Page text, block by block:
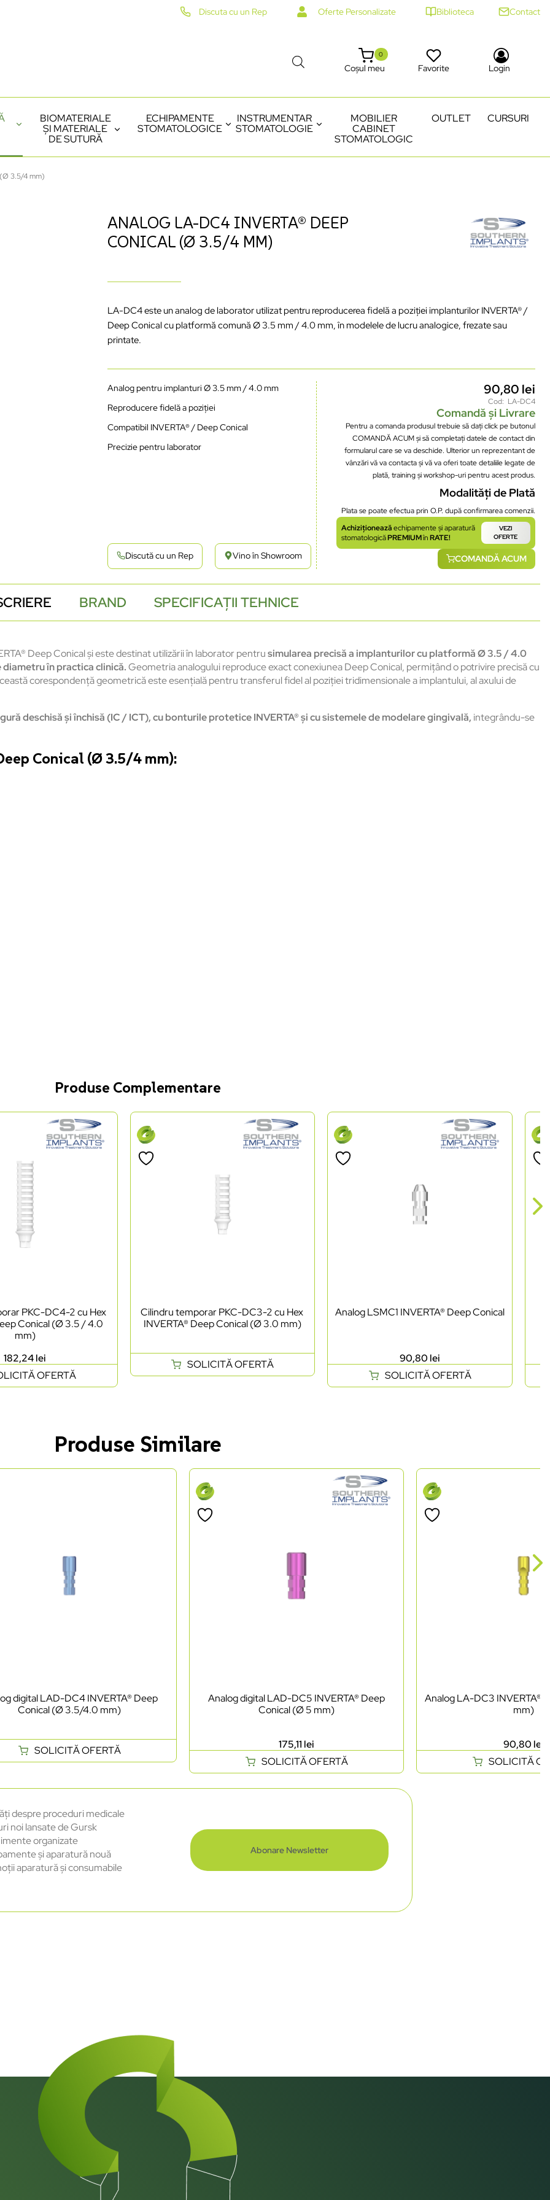
Discuta cu un Rep Oferte Personalizate Biblioteca Contact
Coșul meu
0
Favorite Login
BIOMATERIALE
ȘI MATERIALE
DE SUTURĂ
ECHIPAMENTE
STOMATOLOGICE
INSTRUMENTAR
STOMATOLOGIE
MOBILIER
CABINET
STOMATOLOGIC
OUTLET CURSURI
3.5/4 mm)
ANALOG LA-DC4 INVERTA® DEEP
CONICAL (Ø 3.5/4 MM)
LA-DC4este un analog de laborator utilizatpentru reproducerea fidelă a pozițieiimplanturilor INVERTA® /
Deep Conical cu platformă comună Ø 3.5 mm / 4.0 mm,în modelelede lucruanalogice,frezatesau
printate.
Analogpentru implanturi Ø 3.5 mm / 4.0 mm
Reproducerefidelăapoziției
Compatibil INVERTA® / Deep Conical
Preciziepentru laborator
Discută cu un Rep Vino în Showroom
90,80 lei
Cod: LA-DC4
Comandă și Livrare
Pentru a comanda produsul trebuie să dați click pe butonul
COMANDĂ ACUM și să completați datele de contact din
formularul care se va deschide. Ulterior un reprezentant de
vânzări vă va contacta și vă va oferi toate detaliile legate de
plată, training și workshop-uri pentru acest produs.
Modalități de Plată
Plata se poate efectua prin O.P. după confirmarea comenzii.
Achiziționeazăechipamente și aparatură
stomatologicăPREMIUMînRATE!
VEZI
OFERTE
COMANDĂ ACUM
BRAND SPECIFICAȚII TEHNICE
Deep Conicalșiestedestinatutilizăriiîn laboratorpentrusimularea precisăaimplanturilorcuplatformăØ 3.5 / 4.0
diametruînpracticaclinică.Geometriaanaloguluireproduce exactconexiuneaDeep Conical, permițândopotrivireprecisăcu
corespondențăgeometricăesteesențialăpentrutransferulfidelalpozițieitridimensionaleaimplantului, alaxuluide
ădeschisășiînchisă (IC / ICT), cubonturileproteticeINVERTA®șicusistemeledemodelaregingivală, integrându-se
Conical (Ø 3.5/4 mm):
Produse Complementare
PKC-DC4-2 cu Hex
Conical (Ø 3.5 / 4.0
mm)
182,24lei
OFERTĂ
Cilindru temporar PKC-DC3-2 cu Hex
INVERTA® Deep Conical (Ø 3.0 mm)
SOLICITĂ OFERTĂ
Analog LSMC1 INVERTA® Deep Conical
90,80 lei
SOLICITĂ OFERTĂ
Produse Similare
digital LAD-DC4 INVERTA® Deep
Conical (Ø 3.5/4.0 mm)
SOLICITĂ OFERTĂ
Analog digital LAD-DC5 INVERTA® Deep
Conical (Ø 5 mm)
175,11 lei
SOLICITĂ OFERTĂ
Analog LA-DC3 INVERTA®
mm)
90,80 lei
SOLICITĂ
despre proceduri medicale
noi lansate de Gursk
organizate
și aparatură nouă
aparatură și consumabile
Abonare Newsletter